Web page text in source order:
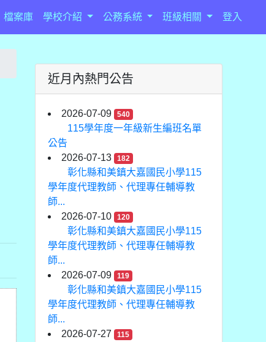
檔案庫 學校介紹 公務系統 班級相關 登入
近月內熱門公告
2026-07-09 540
115學年度一年級新生編班名單
公告
2026-07-13
182
彰化縣和美鎮大嘉國民小學115
學年度代理教師、代理專任輔導教
師...
2026-07-10
120
彰化縣和美鎮大嘉國民小學115
學年度代理教師、代理專任輔導教
師...
2026-07-09
119
彰化縣和美鎮大嘉國民小學115
學年度代理教師、代理專任輔導教
師...
2026-07-27
115